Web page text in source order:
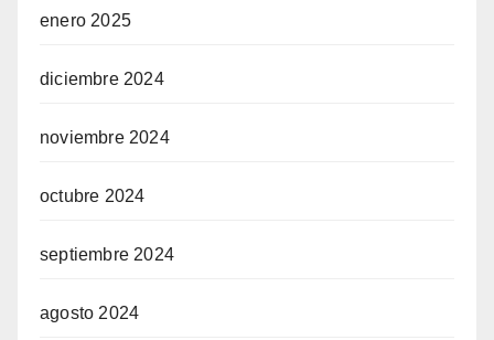
enero 2025
diciembre 2024
noviembre 2024
octubre 2024
septiembre 2024
agosto 2024